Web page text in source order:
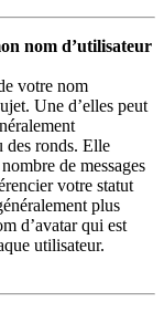
nom d’utilisateur
votre nom
Une d’elles peut
des ronds. Elle
de messages
votre statut
plus
d’avatar qui est
utilisateur.